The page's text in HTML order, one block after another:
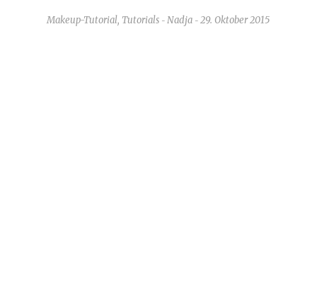
Makeup-Tutorial, Tutorials - Nadja - 29. Oktober 2015